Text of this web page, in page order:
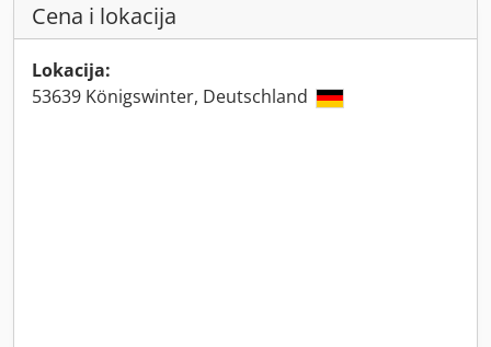
Cena i lokacija
Lokacija:
53639 Königswinter, Deutschland